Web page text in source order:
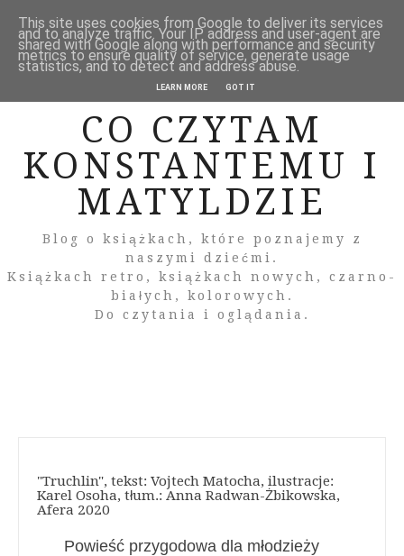
CO CZYTAM
KONSTANTEMU I
MATYLDZIE
Blog o książkach, które poznajemy z
naszymi dziećmi.
Książkach retro, książkach nowych, czarno-
białych, kolorowych.
Do czytania i oglądania.
"Truchlin", tekst: Vojtech Matocha, ilustracje:
Karel Osoha, tłum.: Anna Radwan-Żbikowska,
Afera 2020
Powieść przygodowa dla młodzieży
This site uses cookies from Google to deliver its services
and to analyze traffic. Your IP address and user-agent are
shared with Google along with performance and security
metrics to ensure quality of service, generate usage
statistics, and to detect and address abuse.
LEARN MORE GOT IT